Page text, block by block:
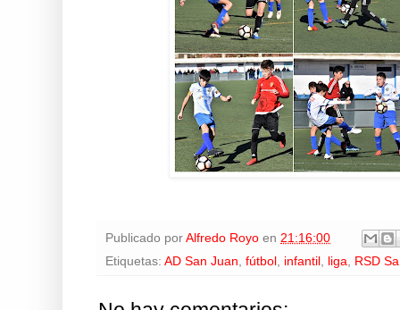
Publicado por Alfredo Royo en 21:16:00
Etiquetas: AD San Juan, fútbol , infantil , liga, RSD